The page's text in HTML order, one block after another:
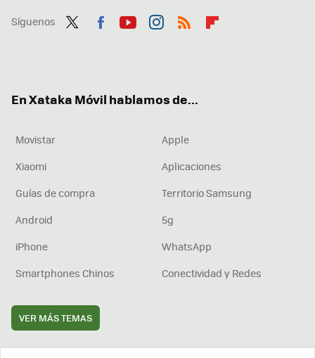
Síguenos
En Xataka Móvil hablamos de...
Movistar
Apple
Xiaomi
Aplicaciones
Guías de compra
Territorio Samsung
Android
5g
iPhone
WhatsApp
Smartphones Chinos
Conectividad y Redes
VER MÁS TEMAS